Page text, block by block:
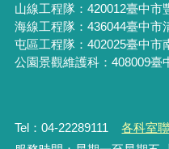
山線工程隊：420012臺中市
海線工程隊：436044臺中市
屯區工程隊：402025臺中市
公園景觀維護科：408009臺
Tel：04-22289111 各科室